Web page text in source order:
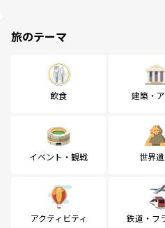
旅のテーマ
飲食 建築・
イベント・観戦 世界
アクティビティ 鉄道・フ